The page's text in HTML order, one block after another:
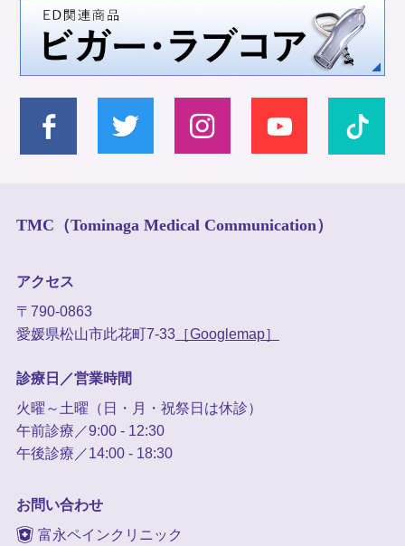
TMC（Tominaga Medical Communication）
アクセス
〒790-0863
愛媛県松山市此花町7-33［Googlemap］
診療日／営業時間
火曜～土曜（日・月・祝祭日は休診）
午前診療／9:00 - 12:30
午後診療／14:00 - 18:30
お問い合わせ
富永ペインクリニック